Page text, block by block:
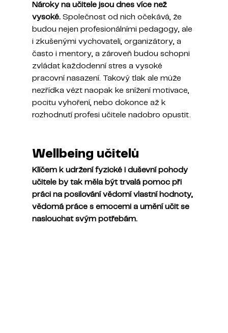
Nároky na učitele jsou dnes více než
vysoké. Společnost od nich očekává, že
budou nejen profesionálními pedagogy, ale
i zkušenými vychovateli, organizátory, a
často i mentory, a zároveň budou schopni
zvládat každodenní stres a vysoké
pracovní nasazení. Takový tlak ale může
nezřídka vézt naopak ke snížení motivace,
pocitu vyhoření, nebo dokonce až k
rozhodnutí profesi učitele nadobro opustit.
Wellbeing učitelů
Klíčem k udržení fyzické i duševní pohody
učitele by tak měla být trvalá pomoc při
práci na posilování vědomí vlastní hodnoty,
vědomá práce s emocemi a umění učit se
naslouchat svým potřebám.